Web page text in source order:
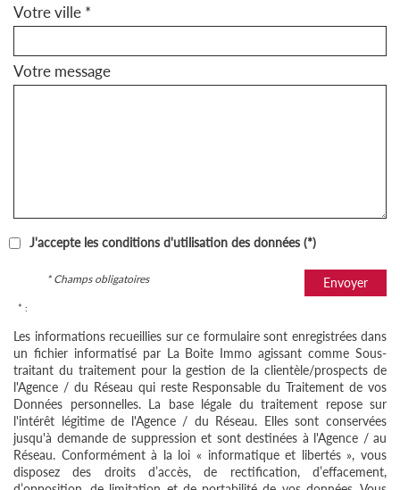
Votre ville *
Votre message
J'accepte les conditions d'utilisation des données (*)
Envoyer
* Champs obligatoires
* :
Les informations recueillies sur ce formulaire sont enregistrées dans
un fichier informatisé par La Boite Immo agissant comme Sous-
traitant du traitement pour la gestion de la clientèle/prospects de
l'Agence / du Réseau qui reste Responsable du Traitement de vos
Données personnelles. La base légale du traitement repose sur
l'intérêt légitime de l'Agence / du Réseau. Elles sont conservées
jusqu'à demande de suppression et sont destinées à l'Agence / au
Réseau. Conformément à la loi « informatique et libertés », vous
disposez des droits d’accès, de rectification, d’effacement,